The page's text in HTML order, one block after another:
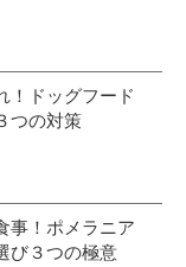
！ドッグフード
つの対策
事！ポメラニア
び３つの極意